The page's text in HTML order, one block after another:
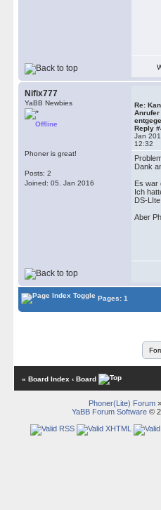
Nifix777
YaBB Newbies
Offline
Phoner is great!
Posts: 2
Joined: 05. Jan 2016
Re:
Reply
Jan
12:32
Dank
Es war
Ich
DS-
Aber
Pages: 1
« Board Index ‹ Board
Phoner(Lite) Forum»
YaBB Forum Software©